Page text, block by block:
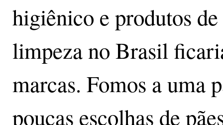
higiênico e produtos
limpeza no Brasil
marcas. Fomos a uma
poucas escolhas de